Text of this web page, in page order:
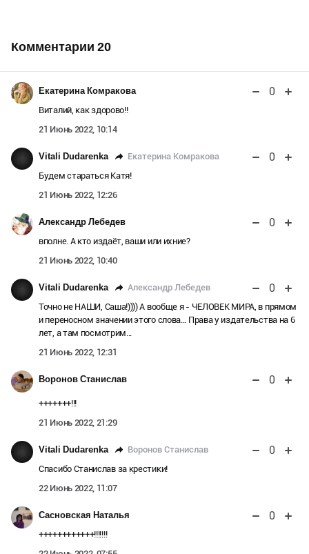
Комментарии 20
Екатерина Комракова 0
Виталий, как здорово!!
21 Июнь 2022, 10:14
Vitali Dudarenka Екатерина Комракова 0
Будем стараться Катя!
21 Июнь 2022, 12:26
Александр Лебедев 0
вполне. А кто издаёт, ваши или ихние?
21 Июнь 2022, 10:40
Vitali Dudarenka Александр Лебедев 0
Точно не НАШИ, Саша!)))) А вообще я - ЧЕЛОВЕК МИРА, в прямом
и переносном значении этого слова... Права у издательства на 6
лет, а там посмотрим...
21 Июнь 2022, 12:31
Воронов Станислав 0
+++++++!!!
21 Июнь 2022, 21:29
Vitali Dudarenka Воронов Станислав 0
Спасибо Станислав за крестики!
22 Июнь 2022, 11:07
Сасновская Наталья 0
++++++++++++!!!!!!!